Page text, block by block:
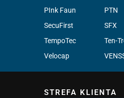
PInk Faun
PTN
SecuFirst
SFX
TempoTec
Ten-
Velocap
STREFA KLIENTA